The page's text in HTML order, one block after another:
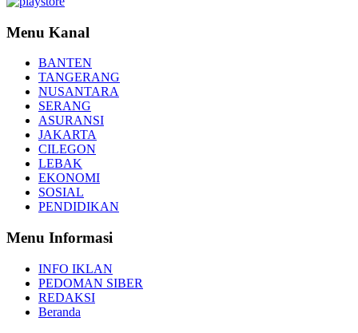
Menu Kanal
BANTEN
TANGERANG
NUSANTARA
SERANG
ASURANSI
JAKARTA
CILEGON
LEBAK
EKONOMI
SOSIAL
PENDIDIKAN
Menu Informasi
INFO IKLAN
PEDOMAN SIBER
REDAKSI
Beranda